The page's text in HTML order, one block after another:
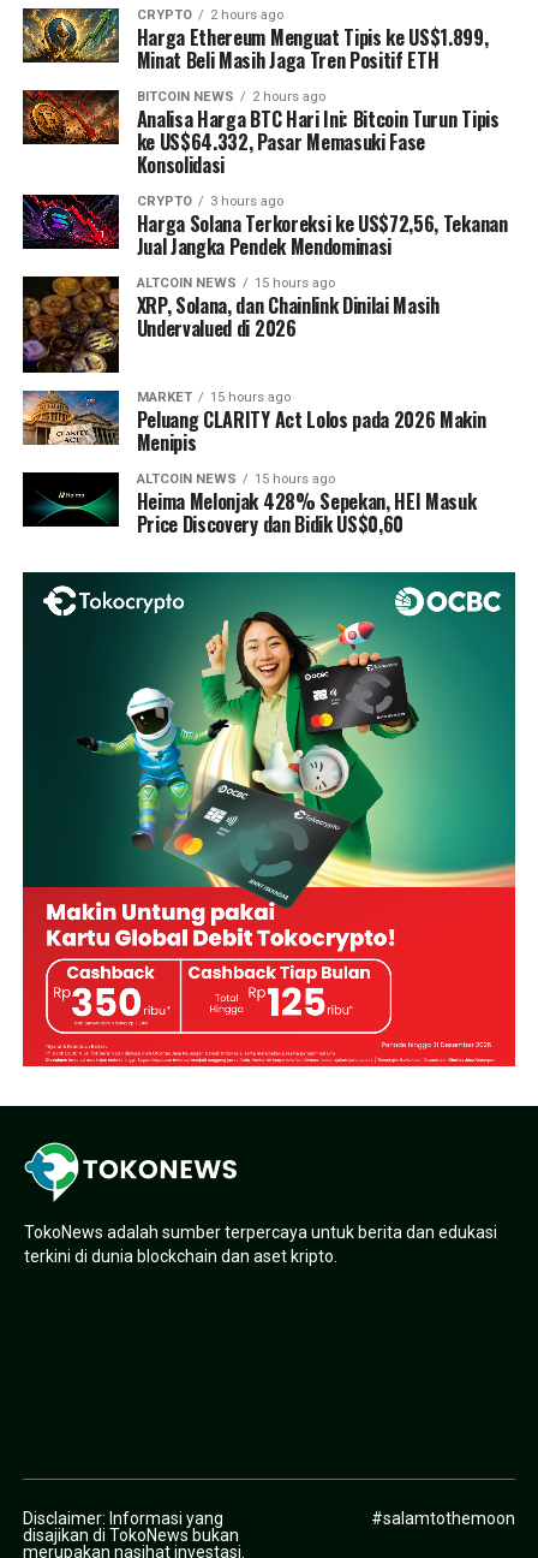
CRYPTO 2 hours ago
Harga Ethereum Menguat Tipis ke US$1.899,
Minat Beli Masih Jaga Tren Positif ETH
BITCOIN NEWS 2 hours ago
Analisa Harga BTC Hari Ini: Bitcoin Turun Tipis
ke US$64.332, Pasar Memasuki Fase
Konsolidasi
CRYPTO 3 hours ago
Harga Solana Terkoreksi ke US$72,56, Tekanan
Jual Jangka Pendek Mendominasi
ALTCOIN NEWS 15 hours ago
XRP, Solana, dan Chainlink Dinilai Masih
Undervalued di 2026
MARKET 15 hours ago
Peluang CLARITY Act Lolos pada 2026 Makin
Menipis
ALTCOIN NEWS 15 hours ago
Heima Melonjak 428% Sepekan, HEI Masuk
Price Discovery dan Bidik US$0,60
TokoNews adalah sumber terpercaya untuk berita dan edukasi
terkini di dunia blockchain dan aset kripto.
Disclaimer: Informasi yang
disajikan di TokoNews bukan
merupakan nasihat investasi.
#salamtothemoon